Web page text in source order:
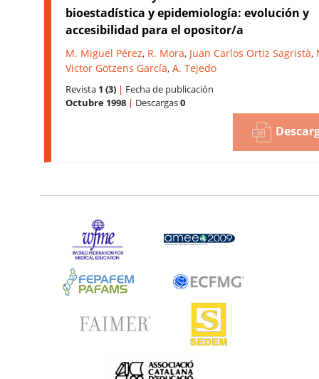
bioestadística y epidemiología: evolución y
accesibilidad para el opositor/a
M. Miguel Pérez, R. Mora, Juan Carlos Ortiz Sagristà,
Victor Götzens García, A. Tejedo
Revista 1 (3) | Fecha de publicación
Octubre 1998 | Descargas0